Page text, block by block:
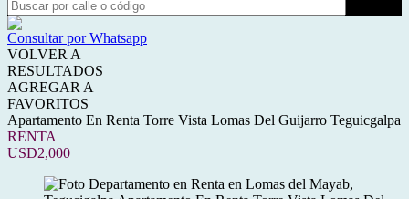
Consultar por Whatsapp
VOLVER A
RESULTADOS
AGREGAR A
FAVORITOS
Apartamento En Renta Torre Vista Lomas Del Guijarro Teguicgalpa
RENTA
USD2,000